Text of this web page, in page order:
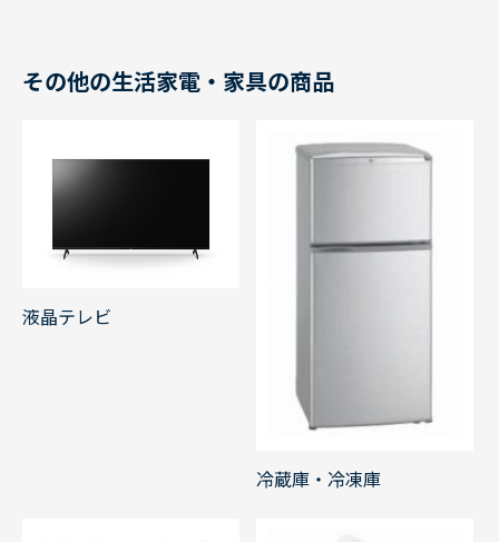
その他の生活家電・家具の商品
液晶テレビ
冷蔵庫・冷凍庫